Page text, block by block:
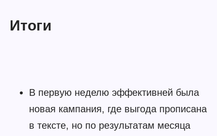
Итоги
В первую неделю эффективней была
новая кампания, где выгода прописана
в тексте, но по результатам месяца